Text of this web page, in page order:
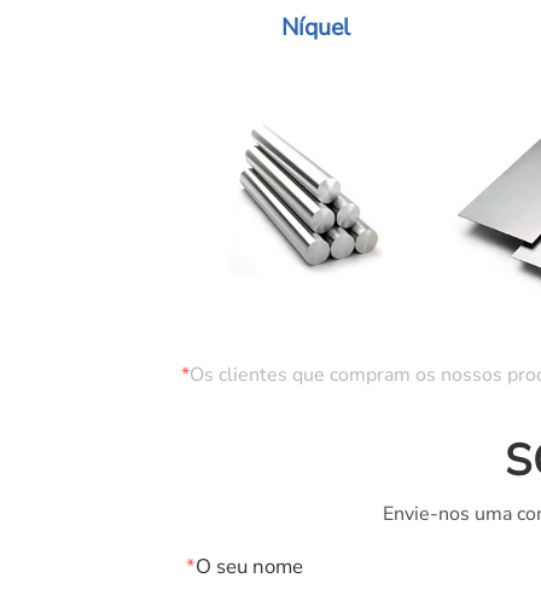
Níquel
*Os clientes que compram os nossos
Envie-nos uma
*O seu nome